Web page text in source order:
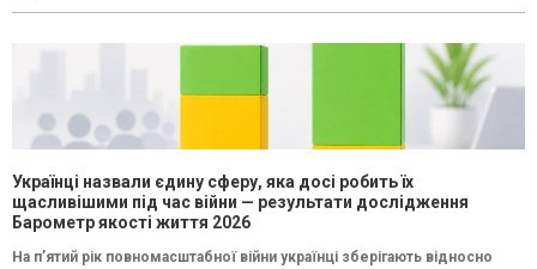
Українці назвали єдину сферу, яка досі робить їх
щасливішими під час війни — результати дослідження
Барометр якості життя 2026
На п’ятий рік повномасштабної війни українці зберігають відносно